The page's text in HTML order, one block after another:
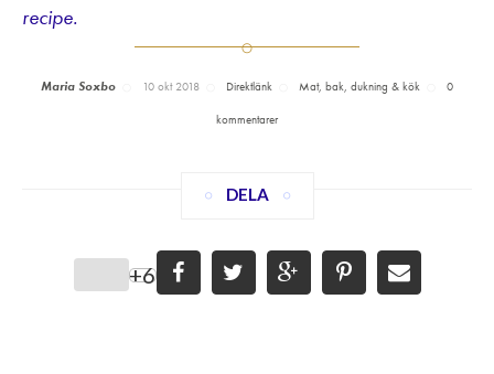
recipe.
Maria Soxbo 10 okt 2018 Direktlänk Mat, bak, dukning & kök 0
kommentarer
DELA
+6